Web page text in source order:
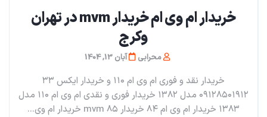
خریدار ام وی ام خریدار mvm در تهران
و‌کرج
محرابی آبان 13, 1404
خریدار نقد و فوری ام وی ام ۱۱۰ و خریدار ایکس ۳۳
۰۹۱۲۸۵۰۱۹۱۲ مدل ۱۳۸۲ خریدار فوری و نقدی ام وی ام ۱۱۰ مدل
۱۳۸۳ خریدار ام وی ام ۸۴ خریدار mvm ۸۵ خریدار ام وی...